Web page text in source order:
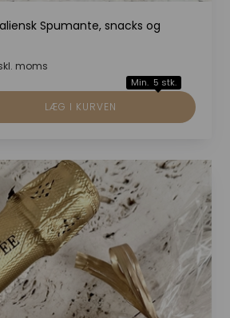
Spumante, snacks og
moms
Min. 5 stk.